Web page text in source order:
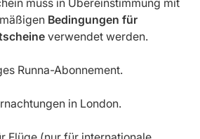
muss in Übereinstimmung mit
Bedingungen für
verwendet werden.
Runna-Abonnement.
in London.